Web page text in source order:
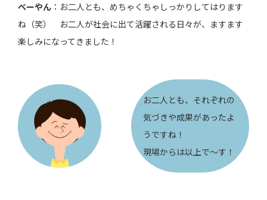
べーやん ：お二人とも、めちゃくちゃしっかりしてはります
ね（笑） お二人が社会に出て活躍される日々が、ますます
楽しみになってきました！
お二人とも、それぞれの
気づきや成果があったよ
うですね！
現場からは以上で～す！